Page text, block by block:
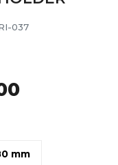
037
mm